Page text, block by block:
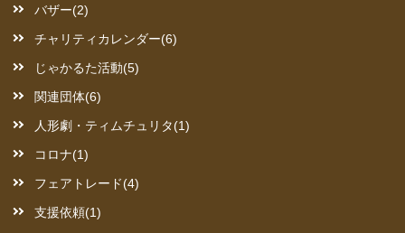
バザー(2)
チャリティカレンダー(6)
じゃかるた活動(5)
関連団体(6)
人形劇・ティムチュリタ(1)
コロナ(1)
フェアトレード(4)
支援依頼(1)